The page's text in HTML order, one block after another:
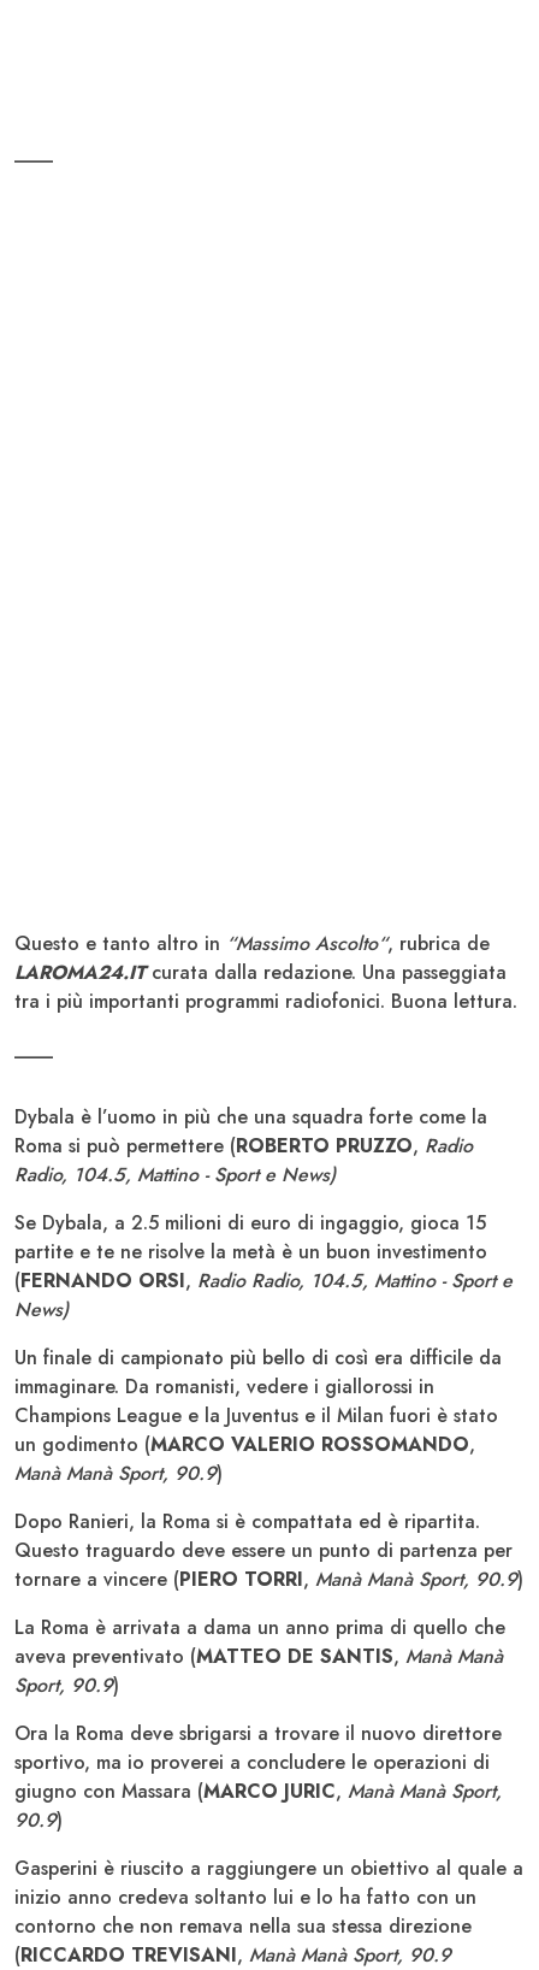
Questo e tanto altro in “Massimo Ascolto“, rubrica de
LAROMA24.ITcurata dalla redazione. Una passeggiata
tra i più importanti programmi radiofonici. Buona lettura.
Dybala è l’uomo in più che una squadra forte come la
Roma si può permettere (ROBERTO PRUZZO, Radio
Radio, 104.5, Mattino - Sport e News)
Se Dybala, a 2.5 milioni di euro di ingaggio, gioca 15
partite e te ne risolve la metà è un buon investimento
(FERNANDO ORSI, Radio Radio, 104.5, Mattino - Sport e
News)
Un finale di campionato più bello di così era difficile da
immaginare. Da romanisti, vedere i giallorossi in
Champions League e la Juventus e il Milan fuori è stato
un godimento (MARCO VALERIO ROSSOMANDO,
Manà Manà Sport, 90.9)
Dopo Ranieri, la Roma si è compattata ed è ripartita.
Questo traguardo deve essere un punto di partenza per
tornare a vincere (PIERO TORRI, Manà Manà Sport, 90.9)
La Roma è arrivata a dama un anno prima di quello che
aveva preventivato (MATTEO DE SANTIS, Manà Manà
Sport, 90.9)
Ora la Roma deve sbrigarsi a trovare il nuovo direttore
sportivo, ma io proverei a concludere le operazioni di
giugno con Massara (MARCO JURIC, Manà Manà Sport,
90.9)
Gasperini è riuscito a raggiungere un obiettivo al quale a
inizio anno credeva soltanto lui e lo ha fatto con un
contorno che non remava nella sua stessa direzione
(RICCARDO TREVISANI, Manà Manà Sport, 90.9